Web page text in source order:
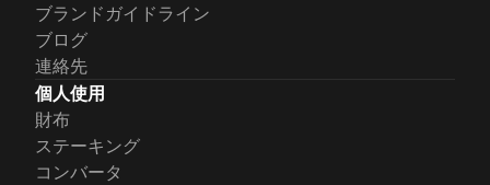
ブランドガイドライン
ブログ
連絡先
個人使用
財布
ステーキング
コンバータ